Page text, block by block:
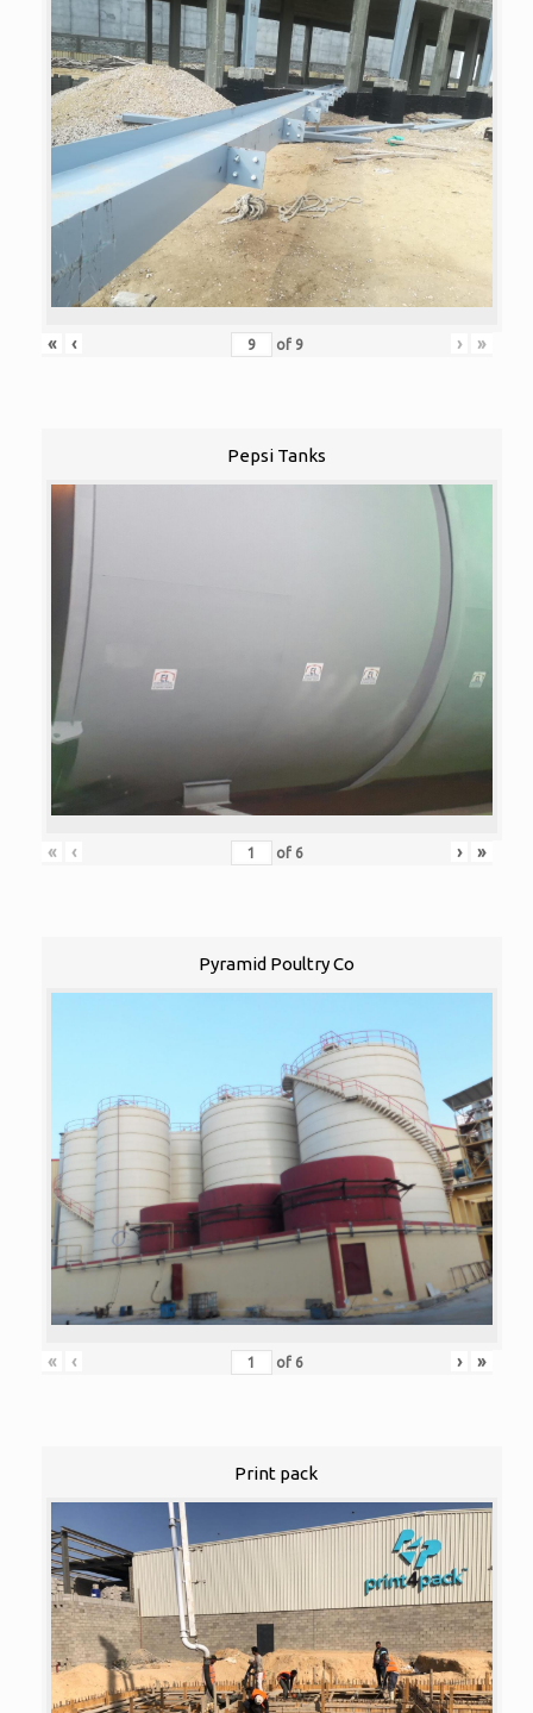
« ‹ of 9 › »
Pepsi Tanks
« ‹ of 6 › »
Pyramid Poultry Co
« ‹ of 6 › »
Print pack